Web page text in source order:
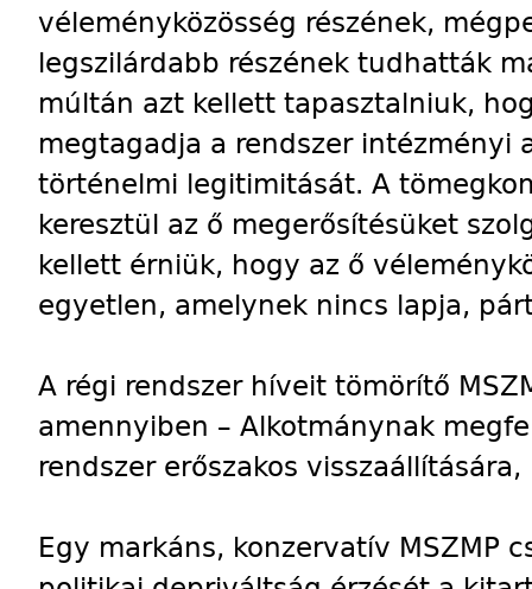
véleményközösség részének,
legszilárdabb részének tudhatták
múltán azt kellett tapasztalniuk,
megtagadja a rendszer intézményi
történelmi legitimitását. A
keresztül az ő megerősítésüket
kellett érniük, hogy az ő
egyetlen, amelynek nincs lapja,
A régi rendszer híveit tömörítő
amennyiben – Alkotmánynak
rendszer erőszakos
Egy markáns, konzervatív MSZMP